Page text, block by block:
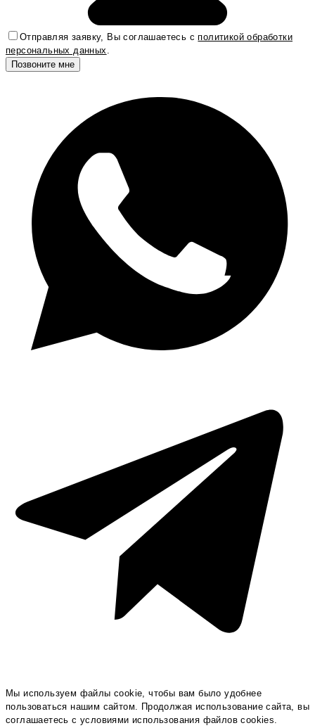
Отправляя заявку, Вы соглашаетесь сполитикой обработки
персональных данных
Мы используем файлы cookie, чтобы вам было удобнее
пользоваться нашим сайтом. Продолжая использование сайта, вы
соглашаетесь c условиями использования файлов cookies.